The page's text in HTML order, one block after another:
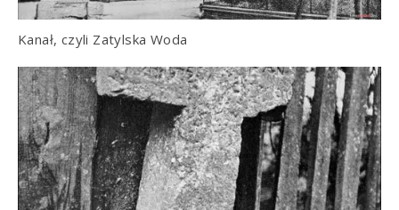
Kanał, czyli Zatylska Woda